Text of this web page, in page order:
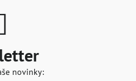
novinky: